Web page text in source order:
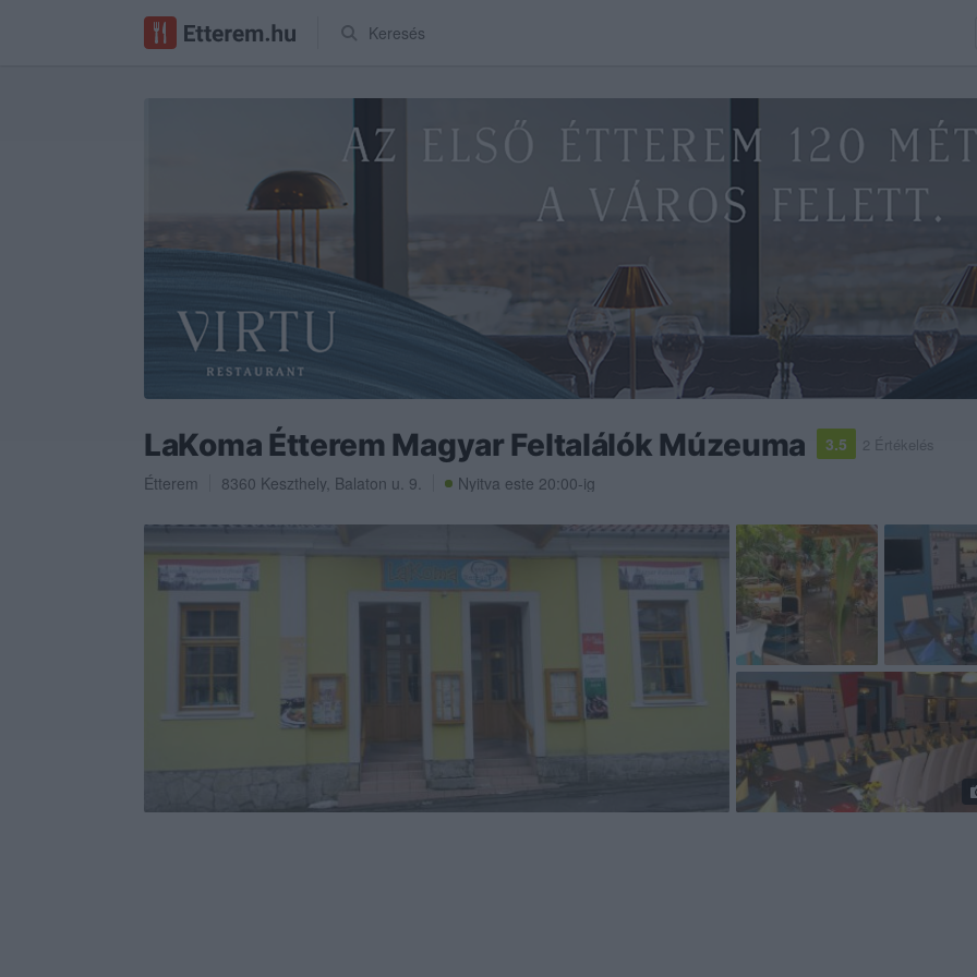
Keresés
LaKoma Étterem Magyar Feltalálók Múzeuma 3.5 2 Értékelés
Étterem 8360 Keszthely, Balaton u. 9. Nyitva este 20:00-ig